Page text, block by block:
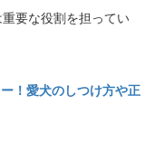
要な役割を担ってい
！愛犬のしつけ方や正